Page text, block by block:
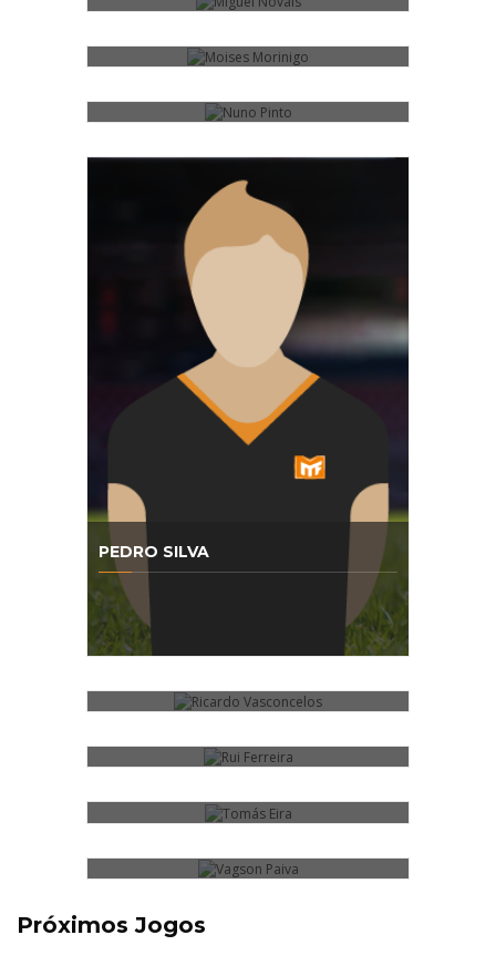
PEDRO SILVA
RICARDO VASCONCELOS
RUI FERREIRA
Próximos Jogos